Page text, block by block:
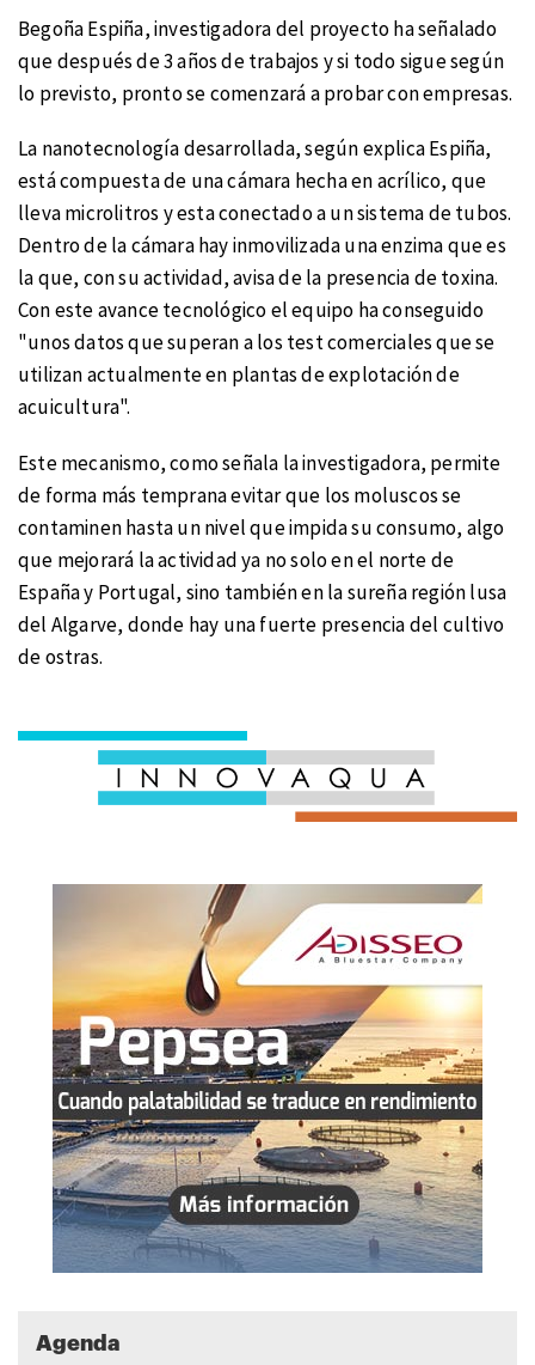
Begoña Espiña, investigadora del proyecto ha señalado
que después de 3 años de trabajos y si todo sigue según
lo previsto, pronto se comenzará a probar con empresas.
La nanotecnología desarrollada, según explica Espiña,
está compuesta de una cámara hecha en acrílico, que
lleva microlitros y esta conectado a un sistema de tubos.
Dentro de la cámara hay inmovilizada una enzima que es
la que, con su actividad, avisa de la presencia de toxina.
Con este avance tecnológico el equipo ha conseguido
"unos datos que superan a los test comerciales que se
utilizan actualmente en plantas de explotación de
acuicultura".
Este mecanismo, como señala la investigadora, permite
de forma más temprana evitar que los moluscos se
contaminen hasta un nivel que impida su consumo, algo
que mejorará la actividad ya no solo en el norte de
España y Portugal, sino también en la sureña región lusa
del Algarve, donde hay una fuerte presencia del cultivo
de ostras.
Agenda